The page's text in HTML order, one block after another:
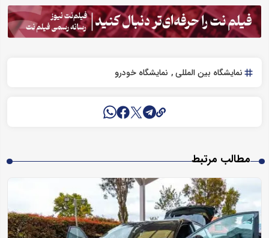
نمایشگاه بین المللی نمایشگاه خودرو
مطالب مرتبط